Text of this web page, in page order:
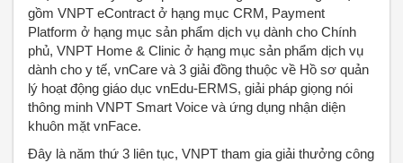
gồm VNPT eContract ở hạng mục CRM, Payment
Platform ở hạng mục sản phẩm dịch vụ dành cho Chính
phủ, VNPT Home & Clinic ở hạng mục sản phẩm dịch vụ
dành cho y tế, vnCare và 3 giải đồng thuộc về Hồ sơ quản
lý hoạt động giáo dục vnEdu-ERMS, giải pháp giọng nói
thông minh VNPT Smart Voice và ứng dụng nhận diện
khuôn mặt vnFace.
Đây là năm thứ 3 liên tục, VNPT tham gia giải thưởng công